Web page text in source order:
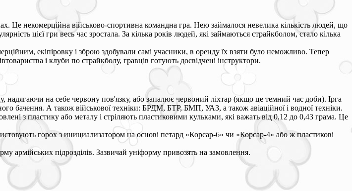
Це некомерційна військово-спортивна командна гра. Нею займалося невелика кількість людей, що
цієї гри весь час зростала. За кілька років людей, які займаються страйкболом, стало кілька
екіпіровку і зброю здобували самі учасники, в оренду їх взяти було неможливо. Тепер
і клуби по страйкболу, гравців готують досвідчені інструктори.
надягаючи на себе червону пов'язку, або запалює червоний ліхтар (якщо це темний час доби). Ірга
бачення. А також військової техніки: БРДМ, БТР, БМП, УАЗ, а також авіаційної і водної техніки.
з пластику або металу і стріляють пластиковими кульками, які важать від 0,12 до 0,43 грама. Це
горох з инициализатором на основі петард «Корсар-6» чи «Корсар-4» або ж пластикові
армійських підрозділів. Зазвичай уніформу привозять на замовлення.